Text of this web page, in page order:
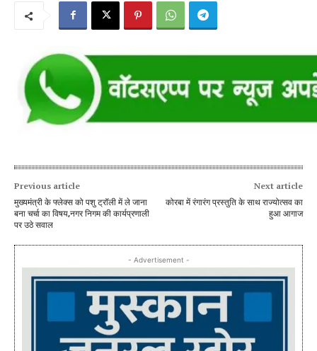
Previous article
मुख्यमंत्री के फ्लेक्स को पशु ट्रॉली में ले जाना
बना चर्चा का विषय,नगर निगम की कार्यप्रणाली
पर उठे सवाल
Next article
कोरबा में रंगारंग प्रस्तुति के साथ राज्योत्सव का
हुआ आगाज
- Advertisement -